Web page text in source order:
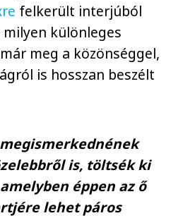
felkerült interjúból
különleges
meg a közönséggel,
is hosszan beszélt
is, töltsék ki
éppen az ő
lehet páros